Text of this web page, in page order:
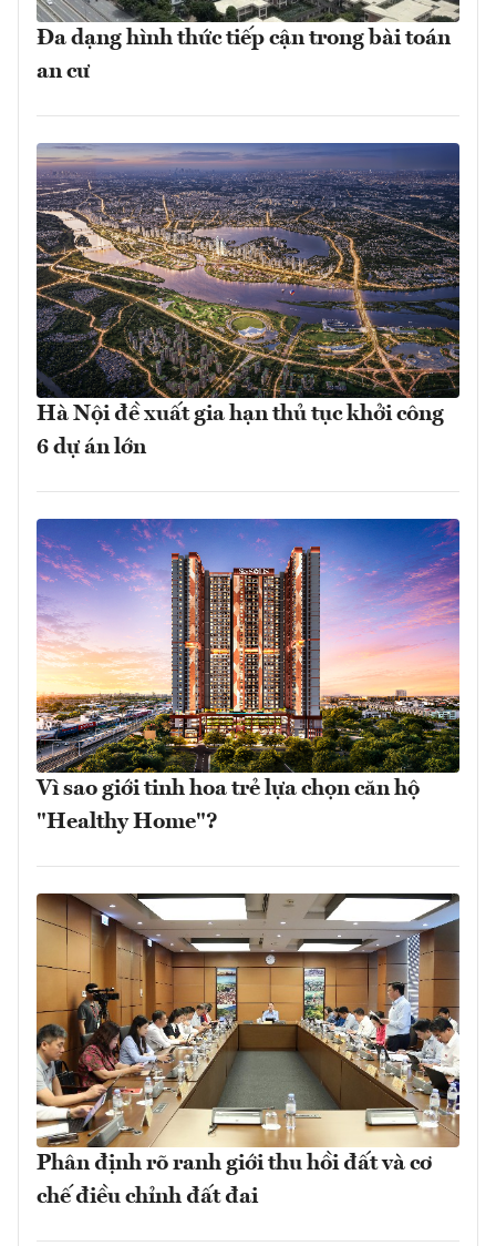
Đa dạng hình thức tiếp cận trong bài toán
an cư
Hà Nội đề xuất gia hạn thủ tục khởi công
6 dự án lớn
Vì sao giới tinh hoa trẻ lựa chọn căn hộ
"Healthy Home"?
Phân định rõ ranh giới thu hồi đất và cơ
chế điều chỉnh đất đai